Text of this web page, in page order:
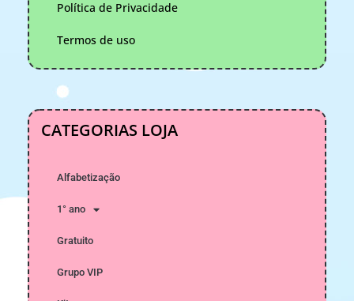
Política de Privacidade
Termos de uso
CATEGORIAS LOJA
Alfabetização
1° ano
Gratuito
Grupo VIP